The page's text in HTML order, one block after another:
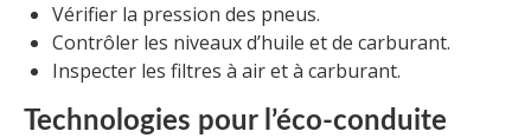
Vérifier la pression des pneus.
Contrôler les niveaux d’huile et de carburant.
Inspecter les filtres à air et à carburant.
Technologies pour l’éco-conduite